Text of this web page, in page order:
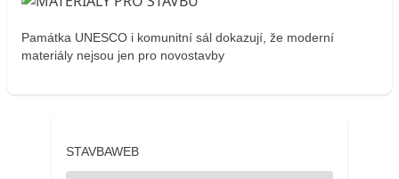
Památka UNESCO i komunitní sál dokazují, že moderní
materiály nejsou jen pro novostavby
STAVBAWEB